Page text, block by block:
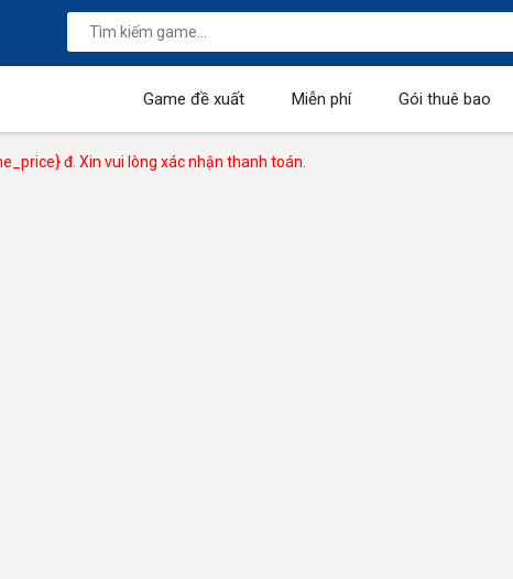
Game đề xuất Miễn phí Gói thuê bao
đ. Xin vui lòng xác nhận thanh toán.